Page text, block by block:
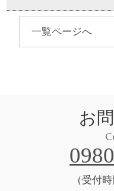
一覧ページへ
お
（受付